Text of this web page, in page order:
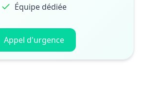
Équipe dédiée
Appel d'urgence